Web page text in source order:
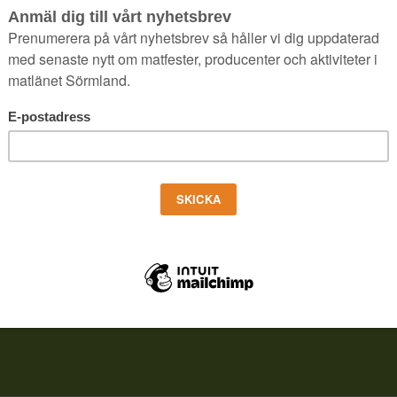
2021 | INNYHET,SMAKRUNDRESA | AVROCCO